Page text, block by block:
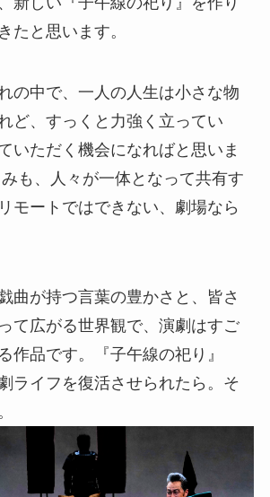
たと思います。
の中で、一人の人生は小さな物
ど、すっくと力強く立ってい
いただく機会になればと思いま
も、人々が一体となって共有す
モートではできない、劇場なら
曲が持つ言葉の豊かさと、皆さ
て広がる世界観で、演劇はすご
作品です。『子午線の祀り』
ライフを復活させられたら。そ